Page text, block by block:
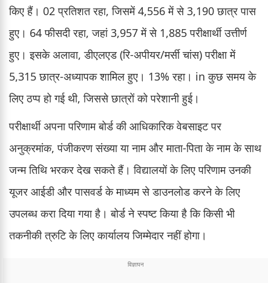
किए हैं। 02 प्रतिशत रहा, जिसमें 4,556 में से 3,190 छात्र पास
हुए। 64 फीसदी रहा, जहां 3,957 में से 1,885 परीक्षार्थी उत्तीर्ण
हुए। इसके अलावा, डीएलएड (रि-अपीयर/मर्सी चांस) परीक्षा में
5,315 छात्र-अध्यापक शामिल हुए। 13% रहा। in कुछ समय के
लिए ठप्प हो गई थी, जिससे छात्रों को परेशानी हुई।
परीक्षार्थी अपना परिणाम बोर्ड की आधिकारिक वेबसाइट पर
अनुक्रमांक, पंजीकरण संख्या या नाम और माता-पिता के नाम के साथ
जन्म तिथि भरकर देख सकते हैं। विद्यालयों के लिए परिणाम उनकी
यूजर आईडी और पासवर्ड के माध्यम से डाउनलोड करने के लिए
उपलब्ध करा दिया गया है। बोर्ड ने स्पष्ट किया है कि किसी भी
तकनीकी त्रुटि के लिए कार्यालय जिम्मेदार नहीं होगा।